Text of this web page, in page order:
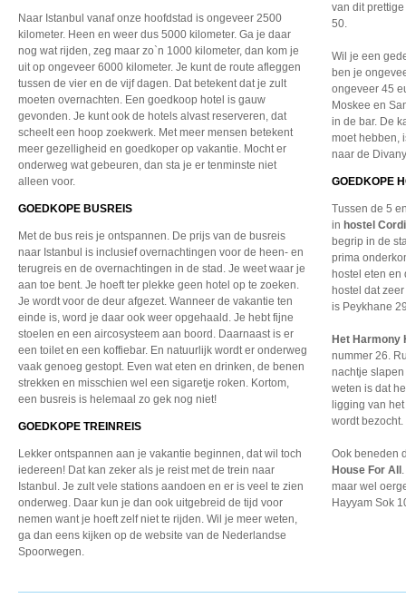
Naar Istanbul vanaf onze hoofdstad is ongeveer 2500
kilometer. Heen en weer dus 5000 kilometer. Ga je daar
nog wat rijden, zeg maar zo`n 1000 kilometer, dan kom je
uit op ongeveer 6000 kilometer. Je kunt de route afleggen
tussen de vier en de vijf dagen. Dat betekent dat je zult
moeten overnachten. Een goedkoop hotel is gauw
gevonden. Je kunt ook de hotels alvast reserveren, dat
scheelt een hoop zoekwerk. Met meer mensen betekent
meer gezelligheid en goedkoper op vakantie. Mocht er
onderweg wat gebeuren, dan sta je er tenminste niet
alleen voor.
GOEDKOPE BUSREIS
Met de bus reis je ontspannen. De prijs van de busreis
naar Istanbul is inclusief overnachtingen voor de heen- en
terugreis en de overnachtingen in de stad. Je weet waar je
aan toe bent. Je hoeft ter plekke geen hotel op te zoeken.
Je wordt voor de deur afgezet. Wanneer de vakantie ten
einde is, word je daar ook weer opgehaald. Je hebt fijne
stoelen en een aircosysteem aan boord. Daarnaast is er
een toilet en een koffiebar. En natuurlijk wordt er onderweg
vaak genoeg gestopt. Even wat eten en drinken, de benen
strekken en misschien wel een sigaretje roken. Kortom,
een busreis is helemaal zo gek nog niet!
GOEDKOPE TREINREIS
Lekker ontspannen aan je vakantie beginnen, dat wil toch
iedereen! Dat kan zeker als je reist met de trein naar
Istanbul. Je zult vele stations aandoen en er is veel te zien
onderweg. Daar kun je dan ook uitgebreid de tijd voor
nemen want je hoeft zelf niet te rijden. Wil je meer weten,
ga dan eens kijken op de website van de Nederlandse
Spoorwegen.
van dit
50.
Wil je een
ben je
ongeveer 45
Moskee en
in de bar. De
moet hebben,
naar de
GOEDKOPE
Tussen de 5
in hostel
begrip in de
prima
hostel eten
hostel dat
is Peykhane
Het Harmony
nummer 26.
nachtje
weten is dat
ligging van
wordt bezocht.
Ook beneden
House For All
maar wel
Hayyam Sok